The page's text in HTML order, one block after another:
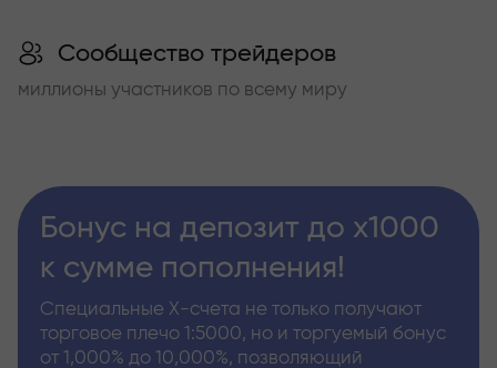
Сообщество трейдеров
миллионы участников по всему миру
Бонус на депозит до х1000
к сумме пополнения!
Специальные Х-счета не только получают
торговое плечо 1:5000, но и торгуемый бонус
от 1,000% до 10,000%, позволяющий